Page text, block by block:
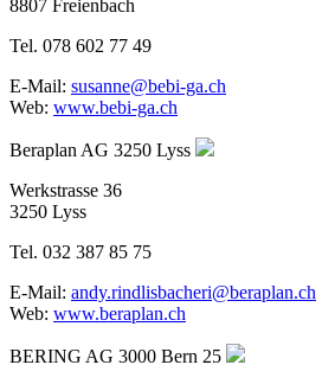
8807 Freienbach
Tel. 078 602 77 49
E-Mail: susanne@bebi-ga.ch
Web: www.bebi-ga.ch
Beraplan AG 3250 Lyss
Werkstrasse 36
3250 Lyss
Tel. 032 387 85 75
E-Mail: andy.rindlisbacheri@beraplan.ch
Web: www.beraplan.ch
BERING AG 3000 Bern 25